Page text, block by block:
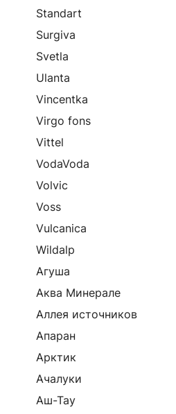
Standart
Surgiva
Svetla
Ulanta
Vincentka
Virgo fons
Vittel
VodaVoda
Volvic
Voss
Vulcanica
Wildalp
Агуша
Аква Минерале
Аллея источников
Апаран
Арктик
Ачалуки
Аш-Тау